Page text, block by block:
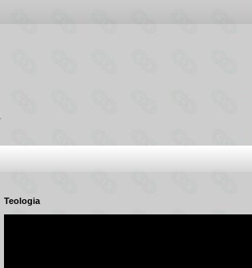
Teologia